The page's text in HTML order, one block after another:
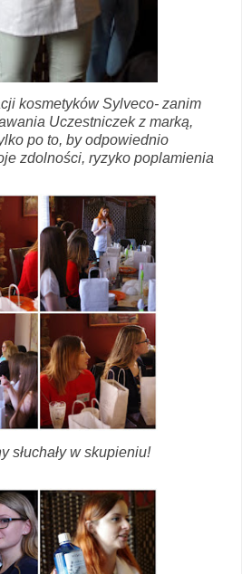
kosmetyków Sylveco- zanim
Uczestniczek z marką,
po to, by odpowiednio
zdolności, ryzyko poplamienia
słuchały w skupieniu!